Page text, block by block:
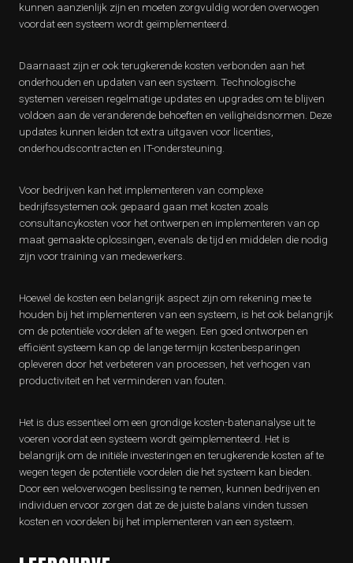
kunnen aanzienlijk zijn en moeten zorgvuldig worden overwogen
voordat een systeem wordt geïmplementeerd.
Daarnaast zijn er ook terugkerende kosten verbonden aan het
onderhouden en updaten van een systeem. Technologische
systemen vereisen regelmatige updates en upgrades om te blijven
voldoen aan de veranderende behoeften en veiligheidsnormen. Deze
updates kunnen leiden tot extra uitgaven voor licenties,
onderhoudscontracten en IT-ondersteuning.
Voor bedrijven kan het implementeren van complexe
bedrijfssystemen ook gepaard gaan met kosten zoals
consultancykosten voor het ontwerpen en implementeren van op
maat gemaakte oplossingen, evenals de tijd en middelen die nodig
zijn voor training van medewerkers.
Hoewel de kosten een belangrijk aspect zijn om rekening mee te
houden bij het implementeren van een systeem, is het ook belangrijk
om de potentiële voordelen af te wegen. Een goed ontworpen en
efficiënt systeem kan op de lange termijn kostenbesparingen
opleveren door het verbeteren van processen, het verhogen van
productiviteit en het verminderen van fouten.
Het is dus essentieel om een grondige kosten-batenanalyse uit te
voeren voordat een systeem wordt geïmplementeerd. Het is
belangrijk om de initiële investeringen en terugkerende kosten af te
wegen tegen de potentiële voordelen die het systeem kan bieden.
Door een weloverwogen beslissing te nemen, kunnen bedrijven en
individuen ervoor zorgen dat ze de juiste balans vinden tussen
kosten en voordelen bij het implementeren van een systeem.